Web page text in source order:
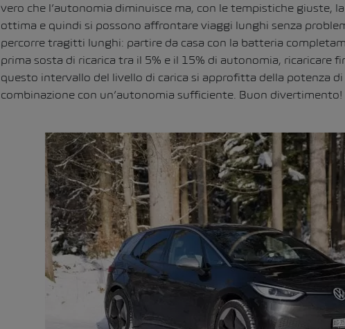
vero che l’autonomia diminuisce ma, con le tempistiche giuste,
ottima e quindi si possono affrontare viaggi lunghi senza
percorre tragitti lunghi: partire da casa con la batteria
prima sosta di ricarica tra il 5% e il 15% di autonomia, ricaricare
questo intervallo del livello di carica si approfitta della potenza di
combinazione con un’autonomia sufficiente. Buon divertimento!